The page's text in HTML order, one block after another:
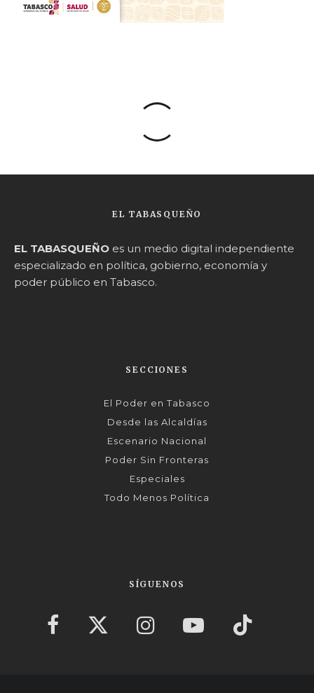
EL TABASQUEÑO
EL TABASQUEÑO es un medio digital independiente
especializado en política, gobierno, economía y
poder público en Tabasco.
SECCIONES
El Poder en Tabasco
Desde las Alcaldías
Escenario Nacional
Poder Sin Fronteras
Especiales
Todo Menos Política
SÍGUENOS